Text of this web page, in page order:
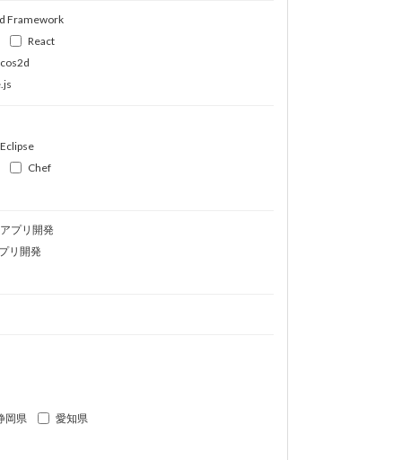
Framework
React
Eclipse
Chef
プリ開発
リ開発
岡県
愛知県